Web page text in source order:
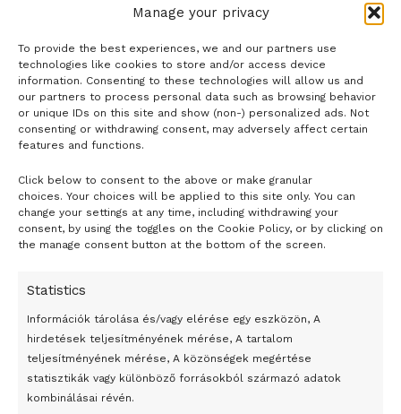
Manage your privacy
To provide the best experiences, we and our partners use
technologies like cookies to store and/or access device
information. Consenting to these technologies will allow us and
our partners to process personal data such as browsing behavior
or unique IDs on this site and show (non-) personalized ads. Not
consenting or withdrawing consent, may adversely affect certain
features and functions.
Click below to consent to the above or make granular
choices. Your choices will be applied to this site only. You can
change your settings at any time, including withdrawing your
consent, by using the toggles on the Cookie Policy, or by clicking on
the manage consent button at the bottom of the screen.
Statistics
Információk tárolása és/vagy elérése egy eszközön, A
hirdetések teljesítményének mérése, A tartalom
teljesítményének mérése, A közönségek megértése
statisztikák vagy különböző forrásokból származó adatok
kombinálásai révén.
- H I R D E T É S -